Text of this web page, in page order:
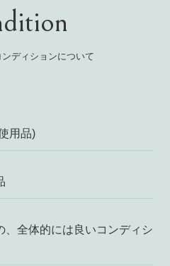
ディションについて
用品)
、全体的には良いコンディシ